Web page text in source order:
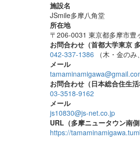
施設名
JSmile多摩八角堂
所在地
〒206-0031 東京都多摩市豊
お問合わせ（首都大学東京
042-337-1386 （木・金のみ
メール
お問合わせ（日本総合住生活
03-3518-9162
メール
js10830@js-net.co.jp
URL（多摩ニュータウン南側
https://